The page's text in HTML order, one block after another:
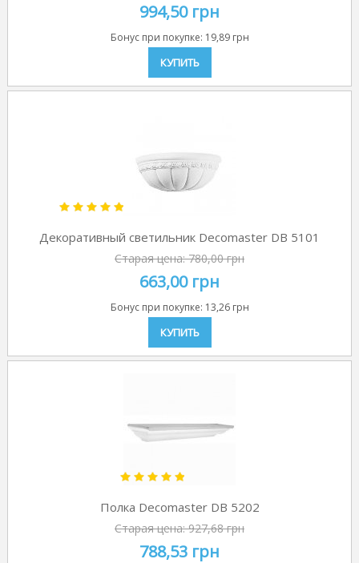
994,50 грн
Бонус при покупке: 19,89 грн
КУПИТЬ
Декоративный светильник Decomaster DB 5101
Старая цена:780,00 грн
663,00 грн
Бонус при покупке: 13,26 грн
КУПИТЬ
Полка Decomaster DB 5202
Старая цена:927,68 грн
788,53 грн